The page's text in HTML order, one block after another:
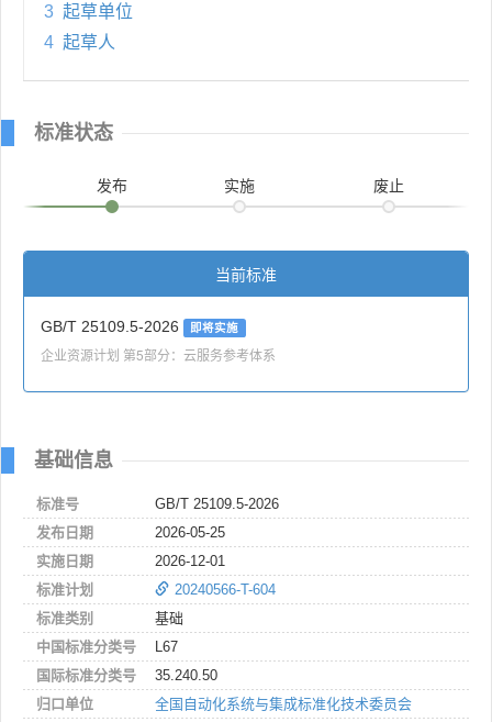
3 起草单位
4 起草人
标准状态
发布 实施 废止
当前标准
GB/T 25109.5-2026 即将实施
企业资源计划 第5部分：云服务参考体系
基础信息
标准号
GB/T 25109.5-2026
发布日期
2026-05-25
实施日期
2026-12-01
标准计划
20240566-T-604
标准类别
基础
中国标准分类号
L67
国际标准分类号
35.240.50
归口单位
全国自动化系统与集成标准化技术委员会